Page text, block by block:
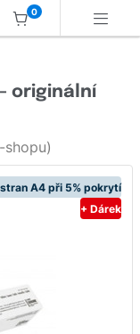
0
A4 při 5% pokrytí
+ Dárek
- originální
shopu)